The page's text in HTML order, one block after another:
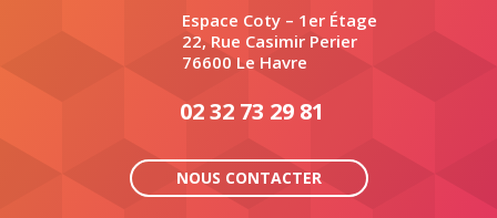
Espace Coty – 1er Étage
22, Rue Casimir Perier
76600 Le Havre
02 32 73 29 81
NOUS CONTACTER